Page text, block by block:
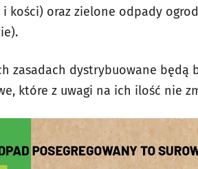
i kości) oraz zielone odpady
zasadach dystrybuowane będą
które z uwagi na ich ilość nie